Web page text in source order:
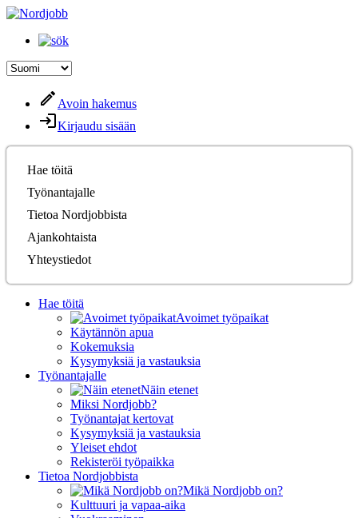
Avoin hakemus
Kirjaudu sisään
Hae töitä
Työnantajalle
Tietoa Nordjobbista
Ajankohtaista
Yhteystiedot
Hae töitä
Avoimet työpaikat
Käytännön apua
Kokemuksia
Kysymyksiä ja vastauksia
Työnantajalle
Näin etenet
Miksi Nordjobb?
Työnantajat kertovat
Kysymyksiä ja vastauksia
Yleiset ehdot
Rekisteröi työpaikka
Tietoa Nordjobbista
Mikä Nordjobb on?
Kulttuuri ja vapaa-aika